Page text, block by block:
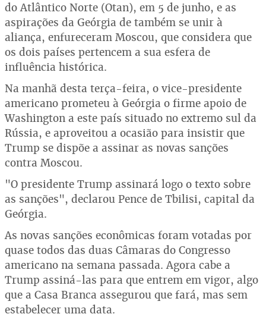
do Atlântico Norte (Otan), em 5 de junho, e as
aspirações da Geórgia de também se unir à
aliança, enfureceram Moscou, que considera que
os dois países pertencem a sua esfera de
influência histórica.
Na manhã desta terça-feira, o vice-presidente
americano prometeu à Geórgia o firme apoio de
Washington a este país situado no extremo sul da
Rússia, e aproveitou a ocasião para insistir que
Trump se dispõe a assinar as novas sanções
contra Moscou.
"O presidente Trump assinará logo o texto sobre
as sanções", declarou Pence de Tbilisi, capital da
Geórgia.
As novas sanções econômicas foram votadas por
quase todos das duas Câmaras do Congresso
americano na semana passada. Agora cabe a
Trump assiná-las para que entrem em vigor, algo
que a Casa Branca assegurou que fará, mas sem
estabelecer uma data.